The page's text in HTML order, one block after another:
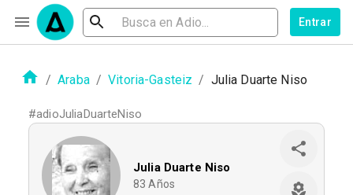
Entrar
/ Araba / Vitoria-Gasteiz / Julia Duarte Niso
#adioJuliaDuarteNiso
Julia Duarte Niso
83 Años